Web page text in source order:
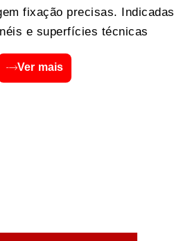
fixação precisas. Indicadas
e superfícies técnicas
Ver mais